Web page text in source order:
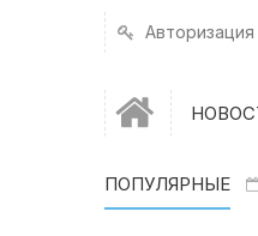
Авторизация
ПОПУЛЯРНЫЕ